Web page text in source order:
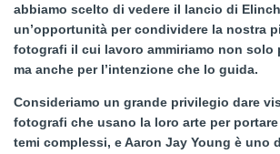
abbiamo scelto di vedere il lancio di
un’opportunità per condividere la nostra
fotografi il cui lavoro ammiriamo non solo
ma anche per l’intenzione che lo guida.
Consideriamo un grande privilegio dare
fotografi che usano la loro arte per portare
temi complessi, e Aaron Jay Young è uno